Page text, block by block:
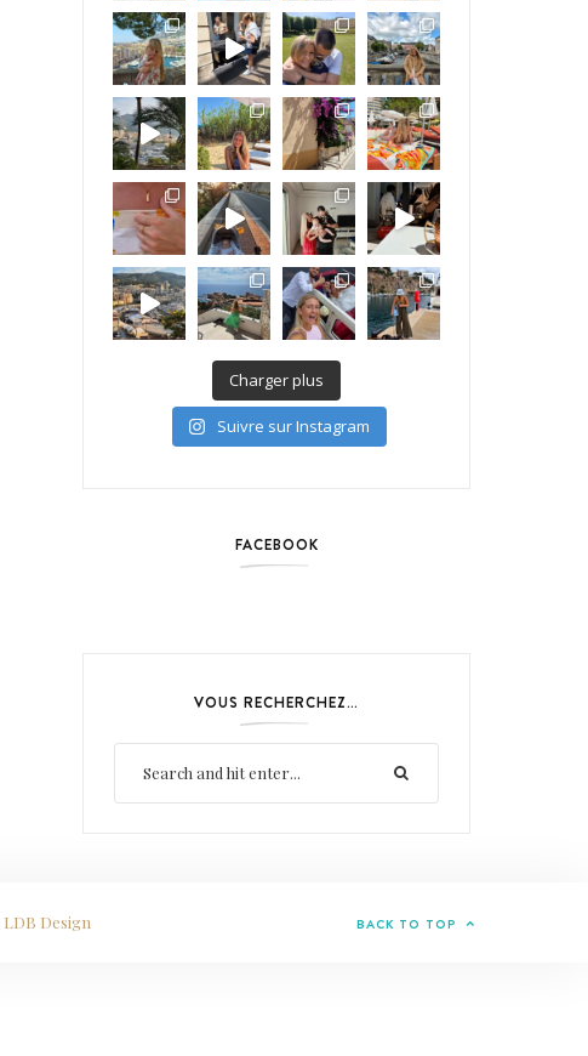
Charger plus
Suivre sur Instagram
FACEBOOK
VOUS RECHERCHEZ…
LDB Design BACK TO TOP